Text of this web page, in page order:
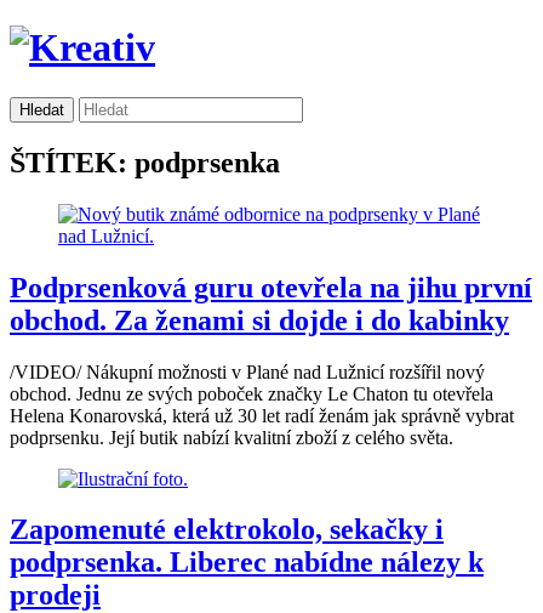
ŠTÍTEK: podprsenka
Podprsenková guru otevřela na jihu první
obchod. Za ženami si dojde i do kabinky
/VIDEO/ Nákupní možnosti v Plané nad Lužnicí rozšířil nový
obchod. Jednu ze svých poboček značky Le Chaton tu otevřela
Helena Konarovská, která už 30 let radí ženám jak správně vybrat
podprsenku. Její butik nabízí kvalitní zboží z celého světa.
Zapomenuté elektrokolo, sekačky i
podprsenka. Liberec nabídne nálezy k
prodeji